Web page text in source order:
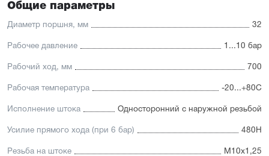
Общие параметры
Диаметр поршня, мм 32
Рабочее давление 1...10 бар
Рабочий ход, мм 700
Рабочая температура -20...+80С
Исполнение штока Односторонний с наружной резьбой
Усилие прямого хода (при 6 бар) 480Н
Резьба на штоке М10х1,25